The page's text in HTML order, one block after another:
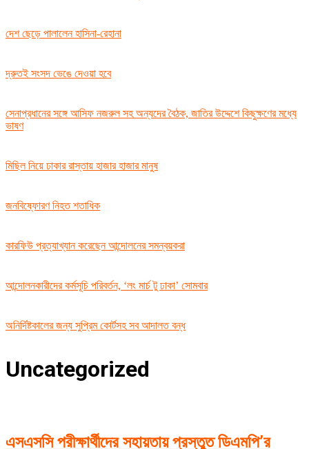
দেশ ছেড়ে পালালেন হাসিনা-রেহানা
দ্রুতই সংসদ ভেঙে দেওয়া হবে
সেনাপ্রধানের সঙ্গে আসিফ নজরুল সহ অন্যদের বৈঠক, জাতির উদ্দেশে কিছুক্ষণের মধ্যে
ভাষণ
মিছিল নিয়ে ঢাকার রাস্তায় হাজার হাজার মানুষ
জনবিষ্ফোরণ নিহত শতাধিক
কারফিউ প্রত্যাখ্যান করেছেন আন্দোলনের সমন্বয়করা
আন্দোলনকারীদের কর্মসূচি পরিবর্তন, ‘লং মার্চ টু ঢাকা’ সোমবার
অনির্দিষ্টকালের জন্য সুপ্রিম কোর্টসহ সব আদালত বন্ধ
Uncategorized
এসএসসি পরীক্ষার্থীদের সহায়তায় প্রস্তুত ডিএমপি’র